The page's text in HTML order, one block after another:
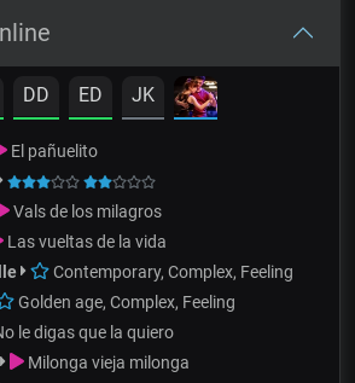
DD ED JK
El pañuelito
Vals de los milagros
Las vueltas de la vida
Contemporary, Complex, Feeling
Golden age, Complex, Feeling
le digas que la quiero
Milonga vieja milonga